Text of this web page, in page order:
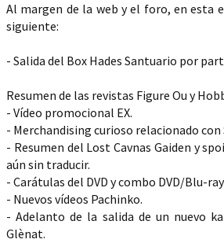
Al margen de la web y el foro, en esta
siguiente:
- Salida del Box Hades Santuario por
Resumen de las revistas Figure Ou y
- Vídeo promocional EX.
- Merchandising curioso relacionado con
- Resumen del Lost Cavnas Gaiden y
aún sin traducir.
- Carátulas del DVD y combo DVD/Blu-
- Nuevos vídeos Pachinko.
- Adelanto de la salida de un nuevo
Glènat.